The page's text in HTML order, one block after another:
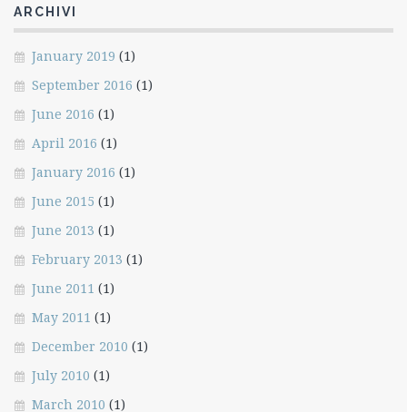
ARCHIVI
January 2019 (1)
September 2016 (1)
June 2016 (1)
April 2016 (1)
January 2016 (1)
June 2015 (1)
June 2013 (1)
February 2013 (1)
June 2011 (1)
May 2011 (1)
December 2010 (1)
July 2010 (1)
March 2010 (1)